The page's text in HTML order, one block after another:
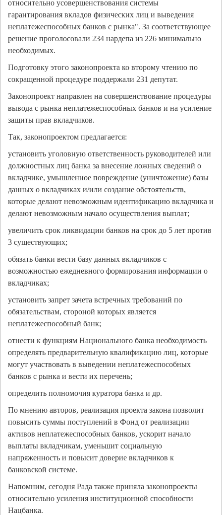
относительно усовершенствования системы
гарантирования вкладов физических лиц и выведения
неплатежеспособных банков с рынка". За соответствующее
решение проголосовали 234 нардепа из 226 минимально
необходимых.
Подготовку этого законопроекта ко второму чтению по
сокращенной процедуре поддержали 231 депутат.
Законопроект направлен на совершенствование процедуры
вывода с рынка неплатежеспособных банков и на усиление
защиты прав вкладчиков.
Так, законопроектом предлагается:
установить уголовную ответственность руководителей или
должностных лиц банка за внесение ложных сведений о
вкладчике, умышленное повреждение (уничтожение) базы
данных о вкладчиках и/или создание обстоятельств,
которые делают невозможным идентификацию вкладчика и
делают невозможным начало осуществления выплат;
увеличить срок ликвидации банков на срок до 5 лет против
3 существующих;
обязать банки вести базу данных вкладчиков с
возможностью ежедневного формирования информации о
вкладчиках;
установить запрет зачета встречных требований по
обязательствам, стороной которых является
неплатежеспособный банк;
отнести к функциям Национального банка необходимость
определять предварительную квалификацию лиц, которые
могут участвовать в выведении неплатежеспособных
банков с рынка и вести их перечень;
определить полномочия куратора банка и др.
По мнению авторов, реализация проекта закона позволит
повысить суммы поступлений в Фонд от реализации
активов неплатежеспособных банков, ускорит начало
выплаты вкладчикам, уменьшит социальную
напряженность и повысит доверие вкладчиков к
банковской системе.
Напомним, сегодня Рада также приняла законопроекты
относительно усиления институционной способности
Нацбанка.